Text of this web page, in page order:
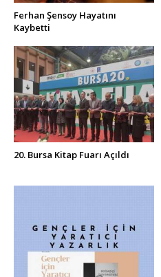
Ferhan Şensoy Hayatını
Kaybetti
20. Bursa Kitap Fuarı Açıldı